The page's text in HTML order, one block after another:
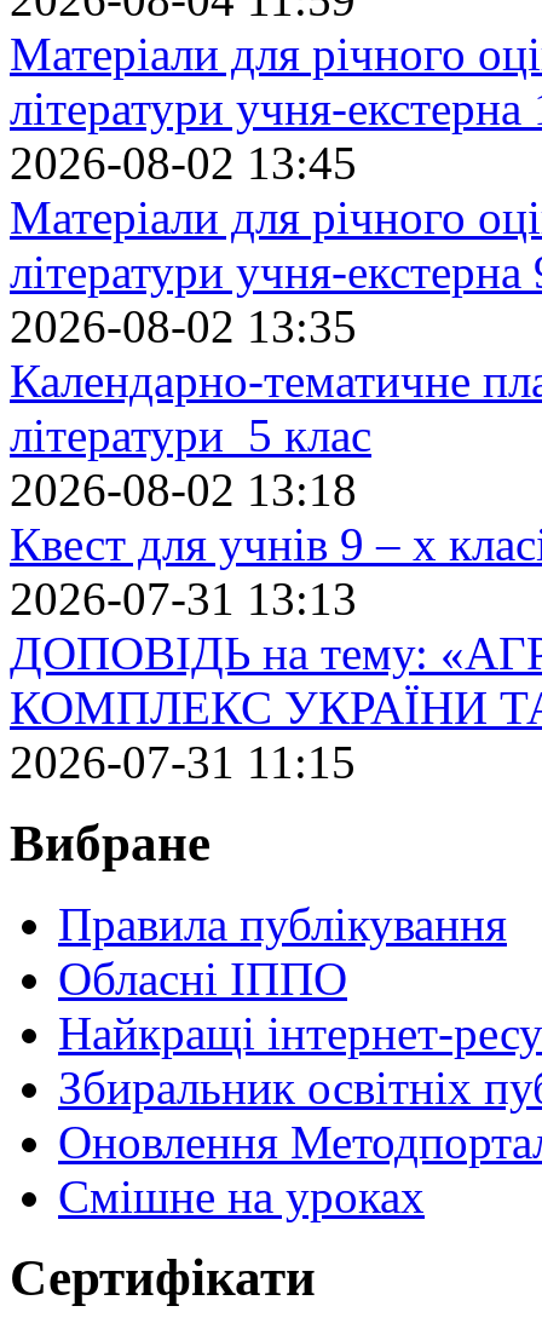
Матеріали для річного
літератури учня-екстерна
2026-08-02 13:45
Матеріали для річного
літератури учня-екстерна
2026-08-02 13:35
Календарно-тематичне
літератури 5 клас
2026-08-02 13:18
Квест для учнів 9 – х
2026-07-31 13:13
ДОПОВІДЬ на тему:
КОМПЛЕКС УКРАЇНИ
2026-07-31 11:15
Вибране
Правила публікування
Обласні ІППО
Найкращі інтернет-
Збиральник освітніх
Оновлення
Cмішне на уроках
Сертифікати